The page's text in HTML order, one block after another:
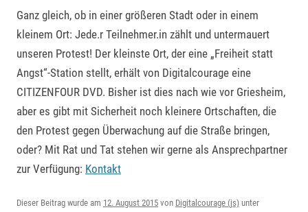
Ganz gleich, ob in einer größeren Stadt oder in einem
kleinem Ort: Jede.r Teilnehmer.in zählt und untermauert
unseren Protest! Der kleinste Ort, der eine „Freiheit statt
Angst“-Station stellt, erhält von Digitalcourage eine
CITIZENFOUR DVD. Bisher ist dies nach wie vor Griesheim,
aber es gibt mit Sicherheit noch kleinere Ortschaften, die
den Protest gegen Überwachung auf die Straße bringen,
oder? Mit Rat und Tat stehen wir gerne als Ansprechpartner
zur Verfügung: Kontakt
Dieser Beitrag wurde am 12. August 2015 von Digitalcourage (js) unter